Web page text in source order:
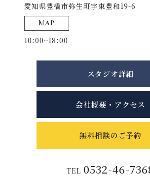
愛知県豊橋市弥生町字東豊和19-6
MAP
10:00~18:00
スタジオ詳細
会社概要・アクセス
無料相談のご予約
TEL 0532-46-